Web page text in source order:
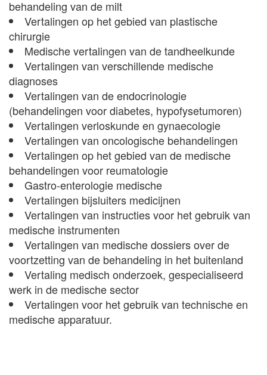
behandeling van de milt
Vertalingen op het gebied van plastische
chirurgie
Medische vertalingen van de tandheelkunde
Vertalingen van verschillende medische
diagnoses
Vertalingen van de endocrinologie
(behandelingen voor diabetes, hypofysetumoren)
Vertalingen verloskunde en gynaecologie
Vertalingen van oncologische behandelingen
Vertalingen op het gebied van de medische
behandelingen voor reumatologie
Gastro-enterologie medische
Vertalingen bijsluiters medicijnen
Vertalingen van instructies voor het gebruik van
medische instrumenten
Vertalingen van medische dossiers over de
voortzetting van de behandeling in het buitenland
Vertaling medisch onderzoek, gespecialiseerd
werk in de medische sector
Vertalingen voor het gebruik van technische en
medische apparatuur.